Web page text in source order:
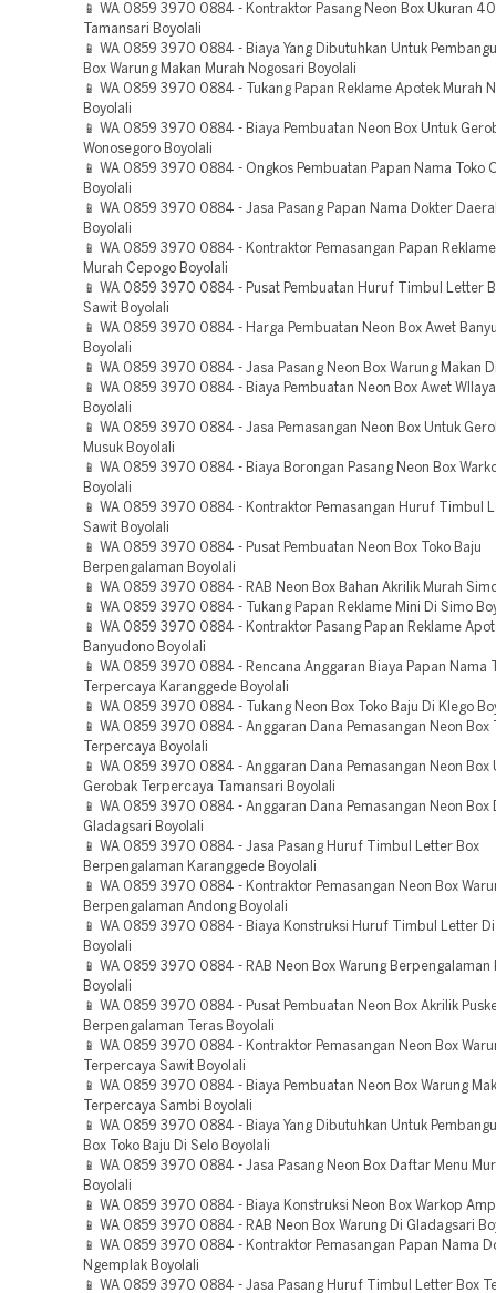
📱 WA 0859 3970 0884 - Kontraktor Pasang Neon Box Ukuran
Tamansari Boyolali
📱 WA 0859 3970 0884 - Biaya Yang Dibutuhkan Untuk
Box Warung Makan Murah Nogosari Boyolali
📱 WA 0859 3970 0884 - Tukang Papan Reklame Apotek Murah
Boyolali
📱 WA 0859 3970 0884 - Biaya Pembuatan Neon Box Untuk
Wonosegoro Boyolali
📱 WA 0859 3970 0884 - Ongkos Pembuatan Papan Nama Toko
Boyolali
📱 WA 0859 3970 0884 - Jasa Pasang Papan Nama Dokter
Boyolali
📱 WA 0859 3970 0884 - Kontraktor Pemasangan Papan
Murah Cepogo Boyolali
📱 WA 0859 3970 0884 - Pusat Pembuatan Huruf Timbul Letter
Sawit Boyolali
📱 WA 0859 3970 0884 - Harga Pembuatan Neon Box Awet
Boyolali
📱 WA 0859 3970 0884 - Jasa Pasang Neon Box Warung Makan
📱 WA 0859 3970 0884 - Biaya Pembuatan Neon Box Awet
Boyolali
📱 WA 0859 3970 0884 - Jasa Pemasangan Neon Box Untuk
Musuk Boyolali
📱 WA 0859 3970 0884 - Biaya Borongan Pasang Neon Box
Boyolali
📱 WA 0859 3970 0884 - Kontraktor Pemasangan Huruf Timbul
Sawit Boyolali
📱 WA 0859 3970 0884 - Pusat Pembuatan Neon Box Toko Baju
Berpengalaman Boyolali
📱 WA 0859 3970 0884 - RAB Neon Box Bahan Akrilik Murah
📱 WA 0859 3970 0884 - Tukang Papan Reklame Mini Di Simo
📱 WA 0859 3970 0884 - Kontraktor Pasang Papan Reklame
Banyudono Boyolali
📱 WA 0859 3970 0884 - Rencana Anggaran Biaya Papan Nama
Terpercaya Karanggede Boyolali
📱 WA 0859 3970 0884 - Tukang Neon Box Toko Baju Di Klego
📱 WA 0859 3970 0884 - Anggaran Dana Pemasangan Neon Box
Terpercaya Boyolali
📱 WA 0859 3970 0884 - Anggaran Dana Pemasangan Neon Box
Gerobak Terpercaya Tamansari Boyolali
📱 WA 0859 3970 0884 - Anggaran Dana Pemasangan Neon Box
Gladagsari Boyolali
📱 WA 0859 3970 0884 - Jasa Pasang Huruf Timbul Letter Box
Berpengalaman Karanggede Boyolali
📱 WA 0859 3970 0884 - Kontraktor Pemasangan Neon Box
Berpengalaman Andong Boyolali
📱 WA 0859 3970 0884 - Biaya Konstruksi Huruf Timbul Letter
Boyolali
📱 WA 0859 3970 0884 - RAB Neon Box Warung Berpengalaman
Boyolali
📱 WA 0859 3970 0884 - Pusat Pembuatan Neon Box Akrilik
Berpengalaman Teras Boyolali
📱 WA 0859 3970 0884 - Kontraktor Pemasangan Neon Box
Terpercaya Sawit Boyolali
📱 WA 0859 3970 0884 - Biaya Pembuatan Neon Box Warung
Terpercaya Sambi Boyolali
📱 WA 0859 3970 0884 - Biaya Yang Dibutuhkan Untuk
Box Toko Baju Di Selo Boyolali
📱 WA 0859 3970 0884 - Jasa Pasang Neon Box Daftar Menu
Boyolali
📱 WA 0859 3970 0884 - Biaya Konstruksi Neon Box Warkop
📱 WA 0859 3970 0884 - RAB Neon Box Warung Di Gladagsari
📱 WA 0859 3970 0884 - Kontraktor Pemasangan Papan Nama
Ngemplak Boyolali
📱 WA 0859 3970 0884 - Jasa Pasang Huruf Timbul Letter Box